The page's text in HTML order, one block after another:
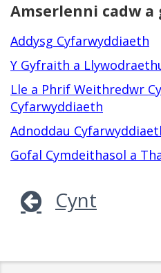
Amserlenni cadw a
Addysg Cyfarwyddiaeth
Y Gyfraith a
Lle a Phrif Weithredwr
Cyfarwyddiaeth
Adnoddau
Gofal Cymdeithasol a
Cynt